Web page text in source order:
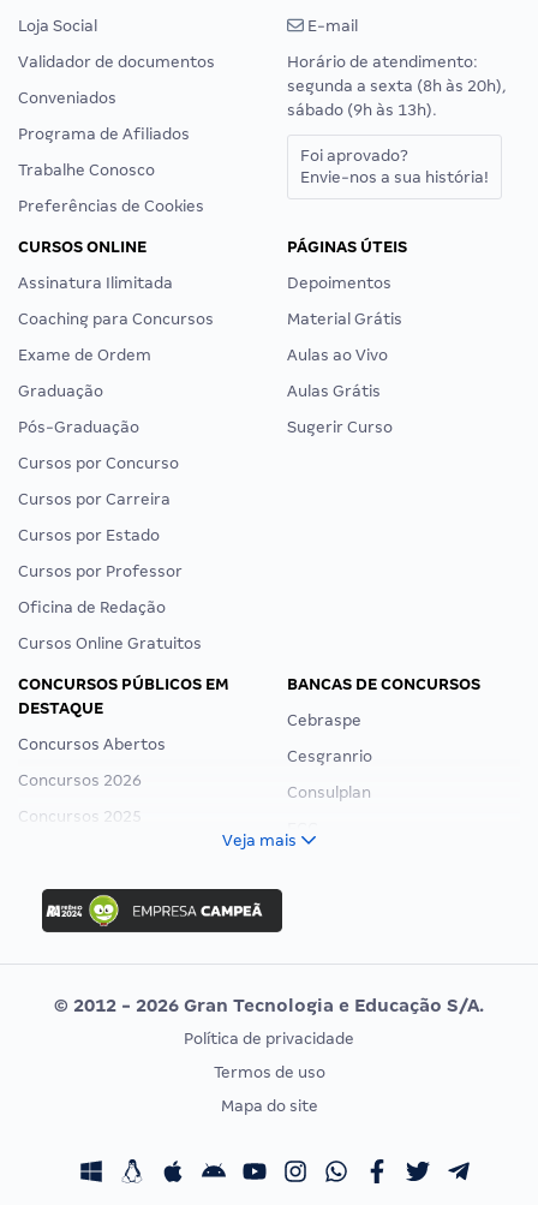
Loja Social
Validador de documentos
Conveniados
Programa de Afiliados
Trabalhe Conosco
Preferências de Cookies
E-mail
Horário de atendimento:
segunda a sexta (8h às 20h),
sábado (9h às 13h).
Foi aprovado?
Envie-nos a sua história!
CURSOS ONLINE
Assinatura Ilimitada
Coaching para Concursos
Exame de Ordem
Graduação
Pós-Graduação
Cursos por Concurso
Cursos por Carreira
Cursos por Estado
Cursos por Professor
Oficina de Redação
Cursos Online Gratuitos
PÁGINAS ÚTEIS
Depoimentos
Material Grátis
Aulas ao Vivo
Aulas Grátis
Sugerir Curso
CONCURSOS PÚBLICOS EM
DESTAQUE
Concursos Abertos
Concursos 2026
Concursos 2025
Concurso Ibama
Concurso MPU
Editais publicados
BANCAS DE CONCURSOS
Cebraspe
Cesgranrio
Consulplan
Vunesp
CONCURSOS POR PROFISSÃO
Concursos Fiscais
EXAME DE ORDEM
Calendário OAB
Veja mais
© 2012 - 2026 Gran Tecnologia e Educação S/A.
Política de privacidade
Termos de uso
Mapa do site